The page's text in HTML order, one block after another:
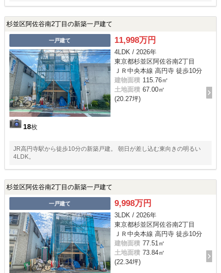
杉並区阿佐谷南2丁目の新築一戸建て
一戸建て
18枚
11,998万円
4LDK / 2026年
東京都杉並区阿佐谷南2丁目
ＪＲ中央本線 高円寺 徒歩10分
建物面積 115.76㎡
土地面積 67.00㎡
(20.27坪)
JR高円寺駅から徒歩10分の新築戸建。 朝日が差し込む東向きの明るい
4LDK。
杉並区阿佐谷南2丁目の新築一戸建て
一戸建て 9,998万円
3LDK / 2026年
東京都杉並区阿佐谷南2丁目
ＪＲ中央本線 高円寺 徒歩10分
建物面積 77.51㎡
土地面積 73.84㎡
(22.34坪)